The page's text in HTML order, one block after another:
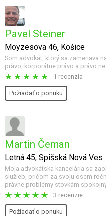
Pavel Steiner
Moyzesova 46, Košice
Som advokát, ktorý sa zameriava
právo, korporátne právo a právo
1 recenzia
Požiadať o ponuku
Martin Čeman
Letná 45, Spišská Nová Ves
Moja advokátska kancelária sa
služieb, pričom za svoju osem
právne problémy stovkám
3 recenzie
Požiadať o ponuku